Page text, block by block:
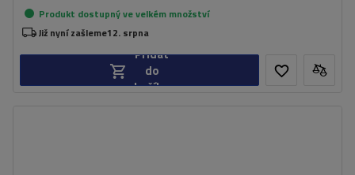
Produkt dostupný ve velkém množství
Již nyní zašleme12. srpna
Přidat
do
košíku